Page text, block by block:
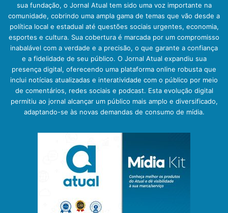
sua fundação, o Jornal Atual tem sido uma voz importante na
comunidade, cobrindo uma ampla gama de temas que vão desde a
política local e estadual até questões sociais urgentes, economia,
esportes e cultura. Sua cobertura é marcada por um compromisso
inabalável com a verdade e a precisão, o que garante a confiança
e a fidelidade de seu público. O Jornal Atual expandiu sua
presença digital, oferecendo uma plataforma online robusta que
inclui notícias atualizadas e interatividade com o público por meio
de comentários, redes sociais e podcast. Esta evolução digital
permitiu ao jornal alcançar um público mais amplo e diversificado,
adaptando-se às novas demandas de consumo de mídia.